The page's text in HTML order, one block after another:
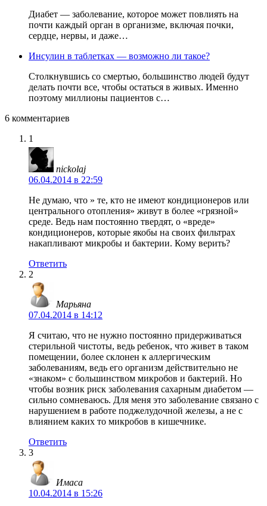
Диабет — заболевание, которое может повлиять на
почти каждый орган в организме, включая почки,
сердце, нервы, и даже…
Инсулин в таблетках — возможно ли такое?
Столкнувшись со смертью, большинство людей будут
делать почти все, чтобы остаться в живых. Именно
поэтому миллионы пациентов с…
6 комментариев
1
nickolaj
06.04.2014 в 22:59
Не думаю, что » те, кто не имеют кондиционеров или
центрального отопления» живут в более «грязной»
среде. Ведь нам постоянно твердят, о «вреде»
кондиционеров, которые якобы на своих фильтрах
накапливают микробы и бактерии. Кому верить?
Ответить
2
Марьяна
07.04.2014 в 14:12
Я считаю, что не нужно постоянно придерживаться
стерильной чистоты, ведь ребенок, что живет в таком
помещении, более склонен к аллергическим
заболеваниям, ведь его организм действительно не
«знаком» с большинством микробов и бактерий. Но
чтобы возник риск заболевания сахарным диабетом —
сильно сомневаюсь. Для меня это заболевание связано с
нарушением в работе поджелудочной железы, а не с
влиянием каких то микробов в кишечнике.
Ответить
3
Имаса
10.04.2014 в 15:26